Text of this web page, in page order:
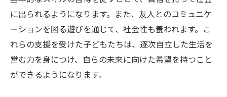
個別支援プログラムの未来
に出られるようになります。また、友人とのコミュニケ
ーションを図る遊びを通じて、社会性も養われます。こ
れらの支援を受けた子どもたちは、逐次自立した生活を
営む力を身につけ、自らの未来に向けた希望を持つこと
ができるようになります。